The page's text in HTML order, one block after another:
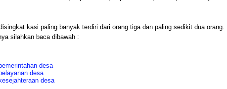
kasi paling banyak terdiri dari orang tiga dan paling sedikit dua orang.
silahkan baca dibawah :
desa
desa
desa